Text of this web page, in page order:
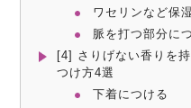
ワセリンなど保
脈を打つ部分に
[4] さりげない香りを
つけ方4選
下着につける